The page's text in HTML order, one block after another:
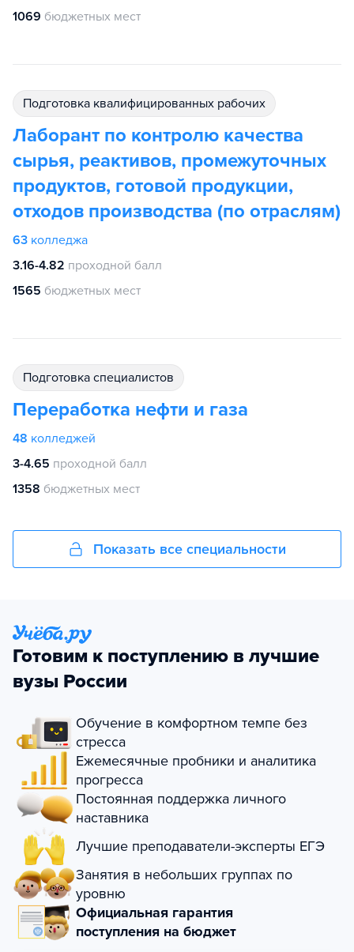
1069 бюджетных мест
подготовка квалифицированных рабочих
Лаборант по контролю качества
сырья, реактивов, промежуточных
продуктов, готовой продукции,
отходов производства (по отраслям)
63 колледжа
3.16-4.82 проходной балл
1565 бюджетных мест
подготовка специалистов
Переработка нефти и газа
48 колледжей
3-4.65 проходной балл
1358 бюджетных мест
Показать все специальности
Готовим к поступлению в лучшие
вузы России
Обучение в комфортном темпе без
стресса
Ежемесячные пробники и аналитика
прогресса
Постоянная поддержка личного
наставника
Лучшие преподаватели-эксперты ЕГЭ
Занятия в небольших группах по
уровню
Официальная гарантия
поступления на бюджет